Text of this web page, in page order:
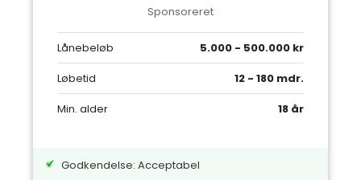
Sponsoreret
Lånebeløb
5.000 - 500.000 kr
Løbetid
12 - 180 mdr.
Min. alder
18 år
Godkendelse: Acceptabel